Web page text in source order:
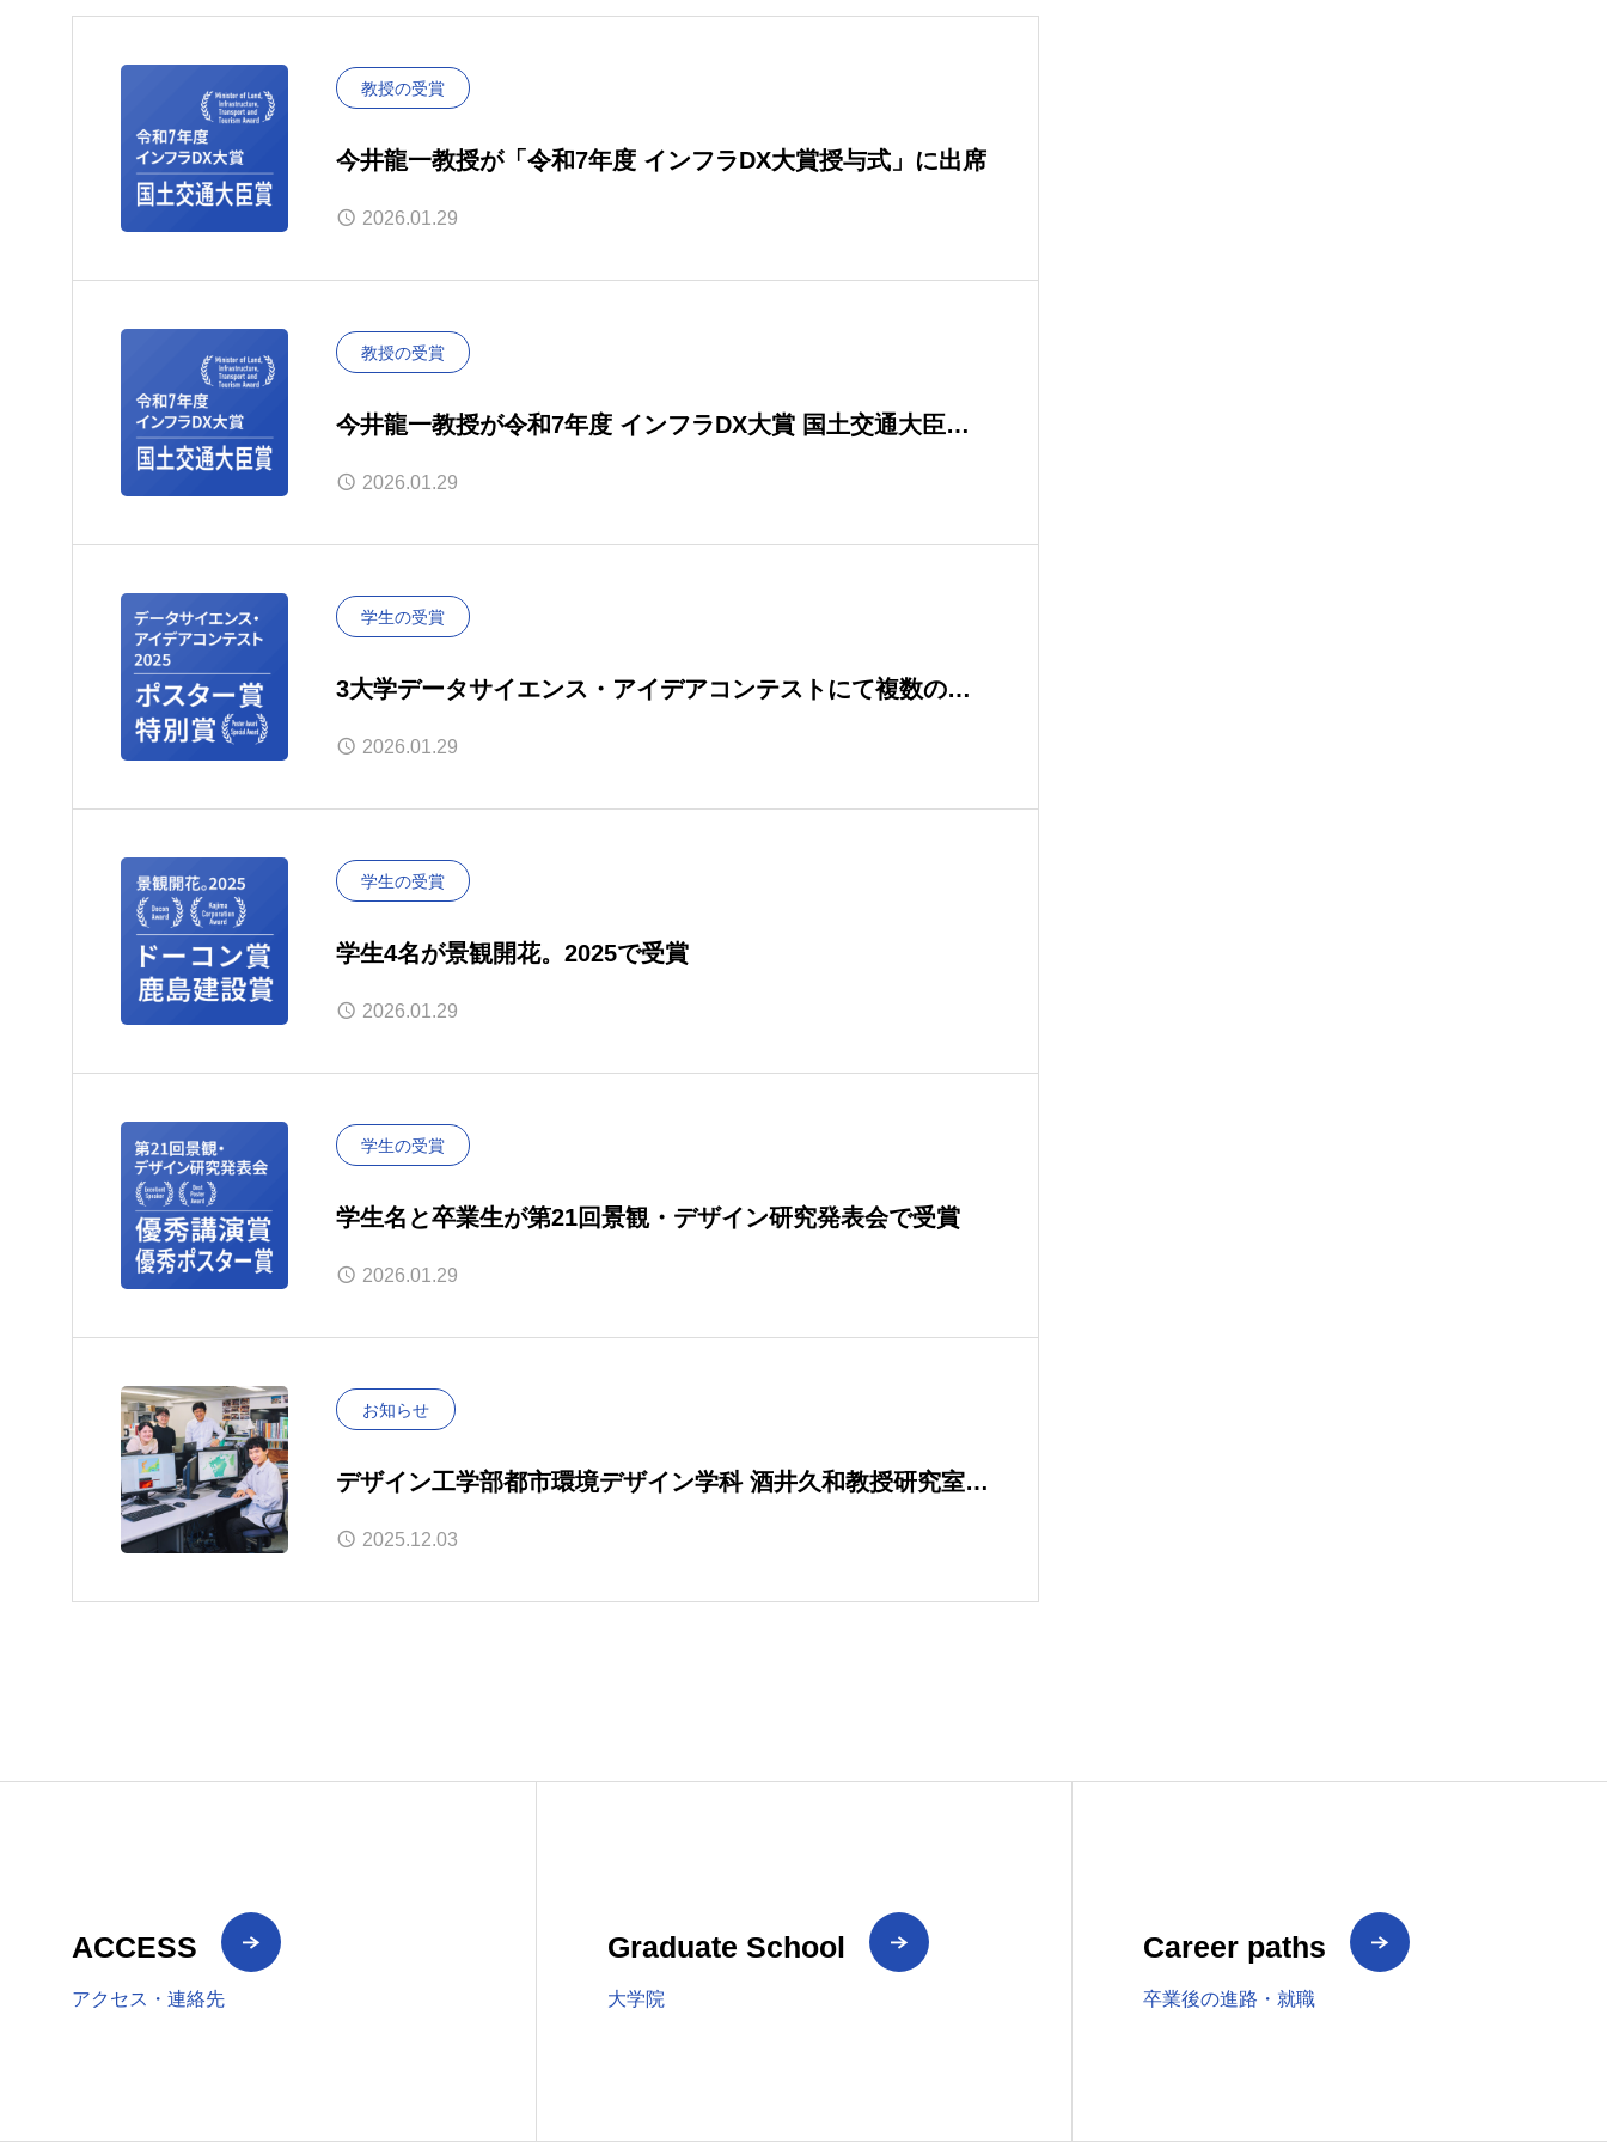
教授の受賞
今井龍一教授が「令和7年度 インフラDX大賞授与式」に出席
2026.01.29
教授の受賞
今井龍一教授が令和7年度 インフラDX大賞 国土交通大臣賞
を受賞
2026.01.29
学生の受賞
3大学データサイエンス・アイデアコンテストにて複数の賞
を受賞
2026.01.29
学生の受賞
学生4名が景観開花。2025で受賞
2026.01.29
学生の受賞
学生名と卒業生が第21回景観・デザイン研究発表会で受賞
2026.01.29
お知らせ
デザイン工学部都市環境デザイン学科 酒井久和教授研究室が
「Grow～私が成長できた場所～」で紹介されました。
2025.12.03
ACCESS
アクセス・連絡先
Graduate School
大学院
Career paths
卒業後の進路・就職